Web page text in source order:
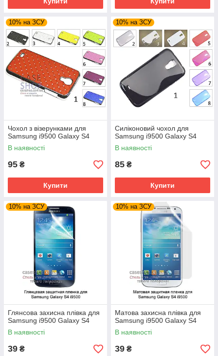
10% на ЗСУ
Чохол з візерунками для
Samsung i9500 Galaxy S4
В наявності
95 ₴
Купити
10% на ЗСУ
Силіконовий чохол для
Samsung i9500 Galaxy S4
В наявності
85 ₴
Купити
10% на ЗСУ
Глянсова захисна плівка для
Samsung i9500 Galaxy S4
В наявності
39 ₴
10% на ЗСУ
Матова захисна плівка для
Samsung i9500 Galaxy S4
В наявності
39 ₴